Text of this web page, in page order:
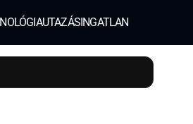
UTAZÁSINGATLAN